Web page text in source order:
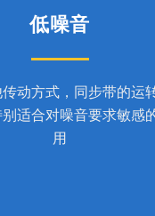
低噪音
动方式，同步带的运
适合对噪音要求敏感
用